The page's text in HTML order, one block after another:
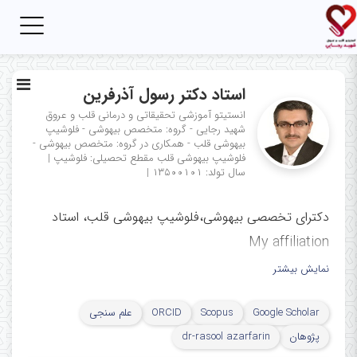
استاد دکتر رسول آذرفرین
انستیتو آموزشی تحقیقاتی و درمانی قلب و عروق
شهید رجایی - گروه: متخصص بیهوشی - فلوشیپ
بیهوشی قلب - همکاری در گروه: متخصص بیهوشی -
فلوشیپ بیهوشی قلب مقطع تحصیلی: فلوشیپ |
سال تولد: ۱۳۵۰۰۱۰۱
|
دکترای تخصصی بیهوشی،فلوشیپ بیهوشی قلب، استاد
My affiliation
ﻣﺮﻛﺰ ﺗﺤﻘﯿﻘﺎت اﻛﻮﻛﺎردﯾﻮﮔﺮاﻓﻲ،
و عروق شهید رجایی، دانشگاه
علوم پزشکی ایران، تهران، ایران
نمایش بیشتر
Google Scholar
Scopus
ORCID
علم سنجی
پژوهان
dr-rasool azarfarin